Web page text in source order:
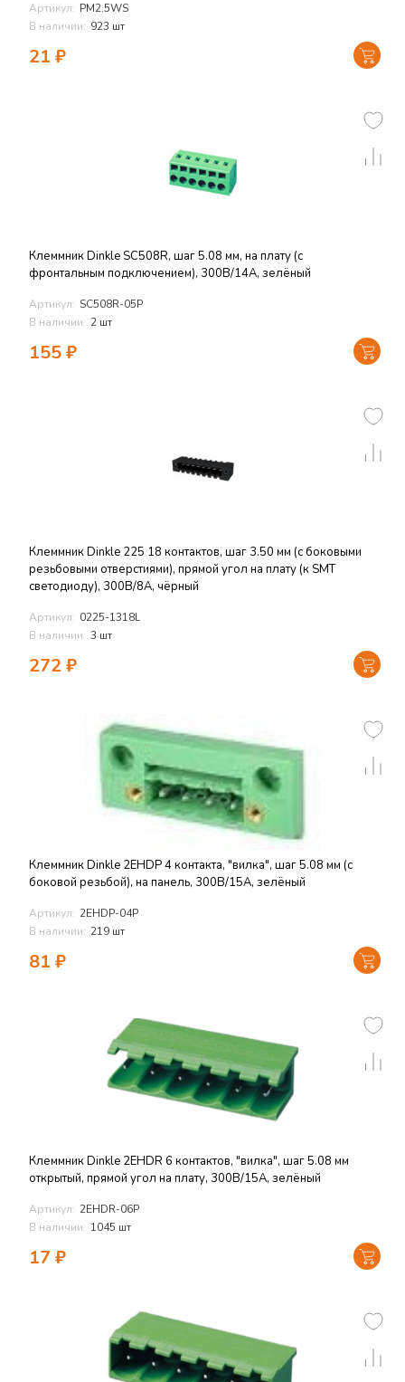
Артикул: PM2.5WS
В наличии: 923 шт
21 ₽
Клеммник Dinkle SC508R, шаг 5.08 мм, на плату (с
фронтальным подключением), 300В/14А, зелёный
Артикул: SC508R-05P
В наличии: 2 шт
155₽
Клеммник Dinkle 225 18 контактов, шаг 3.50 мм (с боковыми
резьбовыми отверстиями), прямой угол на плату (к SMT
светодиоду), 300В/8А, чёрный
Артикул: 0225-1318L
В наличии: 3 шт
272₽
Клеммник Dinkle 2EHDP 4 контакта, "вилка", шаг 5.08 мм (с
боковой резьбой), на панель, 300В/15А, зелёный
Артикул: 2EHDP-04P
В наличии: 219 шт
81 ₽
Клеммник Dinkle 2EHDR 6 контактов, "вилка", шаг 5.08 мм
открытый, прямой угол на плату, 300В/15А, зелёный
Артикул: 2EHDR-06P
В наличии: 1045 шт
17 ₽